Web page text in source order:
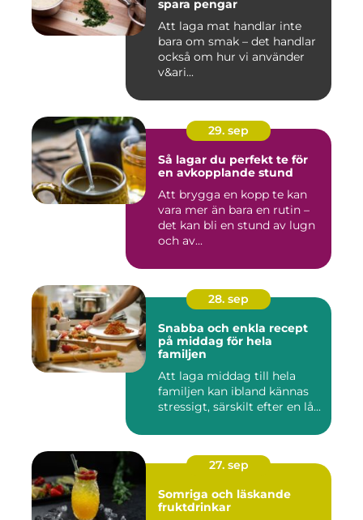
spara pengar
Att laga mat handlar inte
bara om smak – det handlar
också om hur vi använder
v&ari...
29. sep
Så lagar du perfekt te för
en avkopplande stund
Att brygga en kopp te kan
vara mer än bara en rutin –
det kan bli en stund av lugn
och av...
28. sep
Snabba och enkla recept
på middag för hela
familjen
Att laga middag till hela
familjen kan ibland kännas
stressigt, särskilt efter en lå...
27. sep
Somriga och läskande
fruktdrinkar